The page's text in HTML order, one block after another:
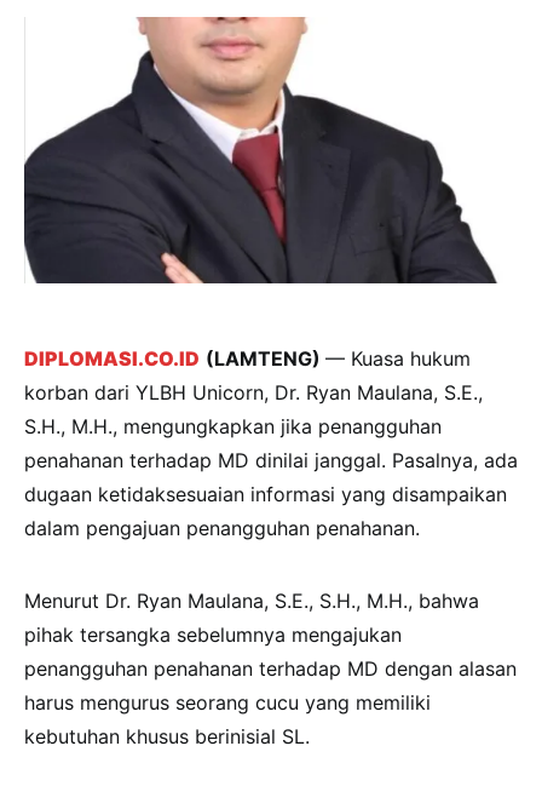
DIPLOMASI.CO.ID (LAMTENG) — Kuasa hukum
korban dari YLBH Unicorn, Dr. Ryan Maulana, S.E.,
S.H., M.H., mengungkapkan jika penangguhan
penahanan terhadap MD dinilai janggal. Pasalnya, ada
dugaan ketidaksesuaian informasi yang disampaikan
dalam pengajuan penangguhan penahanan.
Menurut Dr. Ryan Maulana, S.E., S.H., M.H., bahwa
pihak tersangka sebelumnya mengajukan
penangguhan penahanan terhadap MD dengan alasan
harus mengurus seorang cucu yang memiliki
kebutuhan khusus berinisial SL.